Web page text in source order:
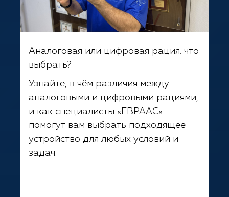
Аналоговая или цифровая рация: что
выбрать?
Узнайте, в чём различия между
аналоговыми и цифровыми рациями,
и как специалисты «ЕВРААС»
помогут вам выбрать подходящее
устройство для любых условий и
задач.